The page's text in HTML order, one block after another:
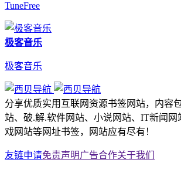
TuneFree
极客音乐
极客音乐
分享优质实用互联网资源书签网站，内容
站、破.解.软件网站、小说网站、IT新闻网
戏网站等网址书签，网站应有尽有！
友链申请免责声明广告合作关于我们